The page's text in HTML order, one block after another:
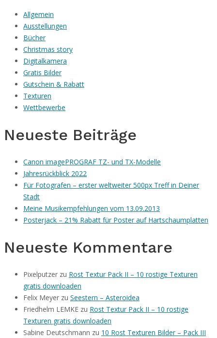
Allgemein
Ausstellungen
Bücher
Christmas story
Digitalkamera
Gratis Bilder
Gutschein & Rabatt
Texturen
Wettbewerbe
Neueste Beiträge
Canon imagePROGRAF TZ- und TX-Modelle
Jahresrückblick 2022
Für Fotografen – erster weltweiter 500px Treff in Deiner
Stadt
Meine Musikempfehlungen vom 13.09.2013
Posterjack – 21% Rabatt für Poster auf Hartschaumplatten
Neueste Kommentare
Pixelputzer zu Rost Textur Pack II – 10 rostige Texturen
gratis downloaden
Felix Meyer zu Seestern – Asteroidea
Friedhelm LEMKE zu Rost Textur Pack II – 10 rostige
Texturen gratis downloaden
Sabine Deutschmann zu 10 Rost Texturen Bilder – Pack III